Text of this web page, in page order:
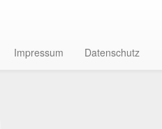
Impressum Datenschutz